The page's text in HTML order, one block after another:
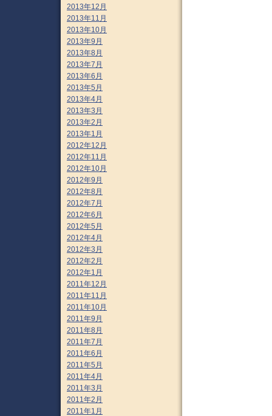
2013年12月
2013年11月
2013年10月
2013年9月
2013年8月
2013年7月
2013年6月
2013年5月
2013年4月
2013年3月
2013年2月
2013年1月
2012年12月
2012年11月
2012年10月
2012年9月
2012年8月
2012年7月
2012年6月
2012年5月
2012年4月
2012年3月
2012年2月
2012年1月
2011年12月
2011年11月
2011年10月
2011年9月
2011年8月
2011年7月
2011年6月
2011年5月
2011年4月
2011年3月
2011年2月
2011年1月